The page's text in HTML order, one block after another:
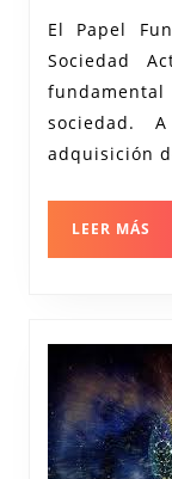
El Papel
Sociedad
sociedad.
adquisición
LEER MÁS